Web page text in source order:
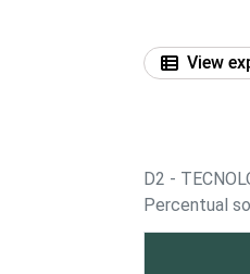
View
D2 -
Percentual